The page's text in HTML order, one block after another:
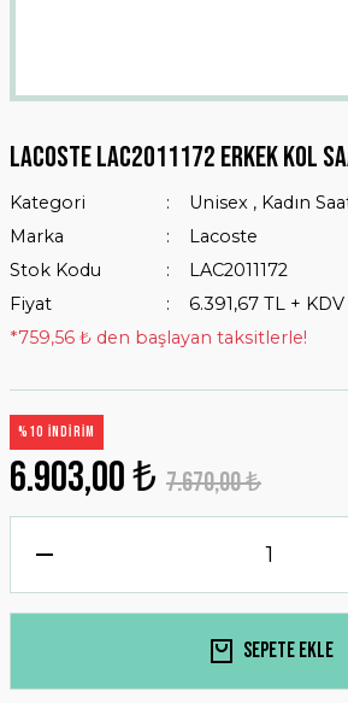
Lacoste LAC2011172 Erkek Kol
Kategori Unisex , Kadın
Marka
Lacoste
Stok Kodu
LAC2011172
Fiyat
6.391,67 TL + KDV
*759,56 ₺ den başlayan taksitlerle!
%10 İNDİRİM
6.903,00 ₺ 7.670,00 ₺
Sepete Ekle